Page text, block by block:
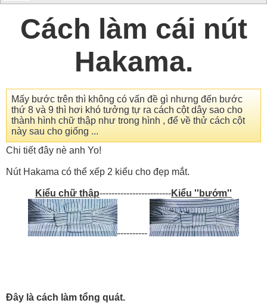
Cách làm cái nút
Hakama.
Mấy bước trên thì không có vấn đề gì nhưng đến bước
thứ 8 và 9 thì hơi khó tưởng tự ra cách cột dây sao cho
thành hình chữ thập như trong hình , để về thử cách cột
này sau cho giống ...
Chi tiết đây nè anh Yo!
Nút Hakama có thể xếp 2 kiểu cho đẹp mắt.
Kiểu chữ thập------------------------Kiểu ''bướm''
----------
Đây là cách làm tổng quát.